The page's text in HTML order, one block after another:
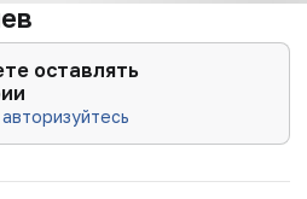
оставлять
авторизуйтесь